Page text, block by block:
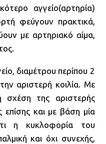
αγγείο(αρτηρία)
φεύγουν πρακτικά,
με αρτηριακό αίμα,
διαμέτρου περίπου 2
αριστερή κοιλία. Με
σχέση της αριστερής
και με βάση μία
η κυκλοφορία του
και όχι συνεχής,